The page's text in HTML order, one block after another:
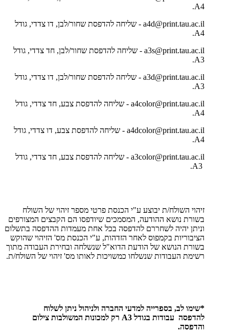
A4.
a4d@print.tau.ac.il - שליחה להדפסת שחור/לבן, דו צדדי, גודל
A4.
a3s@print.tau.ac.il - שליחה להדפסת שחור/לבן, חד צדדי, גודל
A3.
a3d@print.tau.ac.il - שליחה להדפסת שחור/לבן, דו צדדי, גודל
A3.
a4color@print.tau.ac.il - שליחה להדפסת צבע, חד צדדי, גודל
A4.
a4dcolor@print.tau.ac.il - שליחה להדפסת צבע, דו צדדי, גודל
A4.
a3color@print.tau.ac.il - שליחה להדפסת צבע, חד צדדי, גודל
זיהוי השולח/ת יבוצע ע"י הכנסת פרטי מספר זיהוי של השולח
בשורת נושא ההודעה, המסמכים שיודפסו הם הקבצים המצורפים
וניתן יהיה לשחררם להדפסה בכל אחת מעמדות ההדפסה בתשלום
הציבוריות בקמפוס לאחר הזדהות, ע"י הכנסת מס' הזיהוי שהוקש
בשורת הנושא של הודעת הדוא"ל שנשלחה ובחירת העבודה מתוך
רשימת העבודות שנשלחו כמשויכות לאותו מס' זיהוי של השולח/ת.
*שימו לב, בספרייה למדעי החברה ולניהול ניתן לשלוח
להדפסה עבודות בגודל A3 רק למכונות המשולבות צילום
והדפסה.